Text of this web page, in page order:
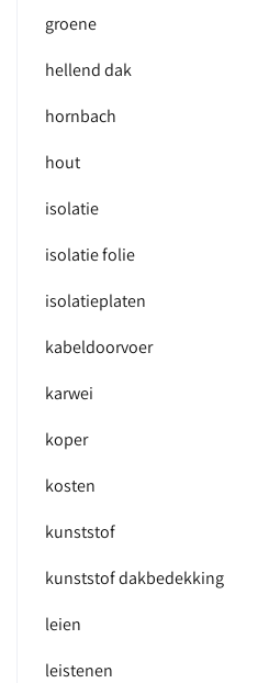
groene
hellend dak
hornbach
hout
isolatie
isolatie folie
isolatieplaten
kabeldoorvoer
karwei
koper
kosten
kunststof
kunststof dakbedekking
leien
leistenen